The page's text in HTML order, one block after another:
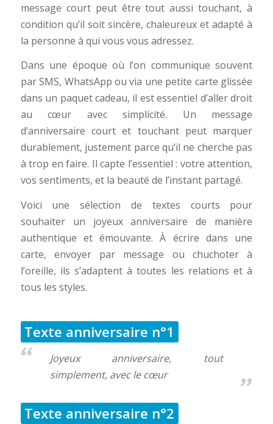
message court peut être tout aussi touchant, à
condition qu’il soit sincère, chaleureux et adapté à
la personne à qui vous vous adressez.
Dans une époque où l’on communique souvent
par SMS, WhatsApp ou via une petite carte glissée
dans un paquet cadeau, il est essentiel d’aller droit
au cœur avec simplicité. Un message
d’anniversaire court et touchant peut marquer
durablement, justement parce qu’il ne cherche pas
à trop en faire. Il capte l’essentiel : votre attention,
vos sentiments, et la beauté de l’instant partagé.
Voici une sélection de textes courts pour
souhaiter un joyeux anniversaire de manière
authentique et émouvante. À écrire dans une
carte, envoyer par message ou chuchoter à
l’oreille, ils s’adaptent à toutes les relations et à
tous les styles.
Texte anniversaire n°1
Joyeux anniversaire, tout
simplement, avec le cœur
Texte anniversaire n°2